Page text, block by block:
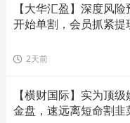
【大华汇盈】深度风
开始单割，会员抓紧提
2天前
【横财国际】实为顶
金盘，速远离短命割韭